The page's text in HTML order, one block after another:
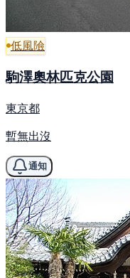
低風險
駒澤奧林匹克公園
東京都
暫無出沒
通知